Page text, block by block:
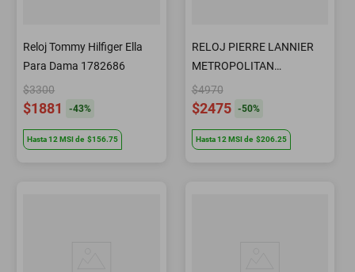
Reloj Tommy Hilfiger Ella
Para Dama 1782686
$3300
$1881 -43%
Hasta12 MSIde $156.75
RELOJ PIERRE LANNIER
METROPOLITAN
PIR246G161 CRISTAL
JOYAS
$4970
$2475 -50%
Hasta12 MSIde $206.25